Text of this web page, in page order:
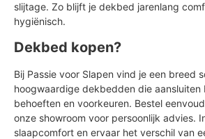
slijtage. Zo blijft je dekbed jarenlang
hygiënisch.
Dekbed kopen?
Bij Passie voor Slapen vind je een breed
hoogwaardige dekbedden die aansluiten
behoeften en voorkeuren. Bestel
onze showroom voor persoonlijk advies.
slaapcomfort en ervaar het verschil van